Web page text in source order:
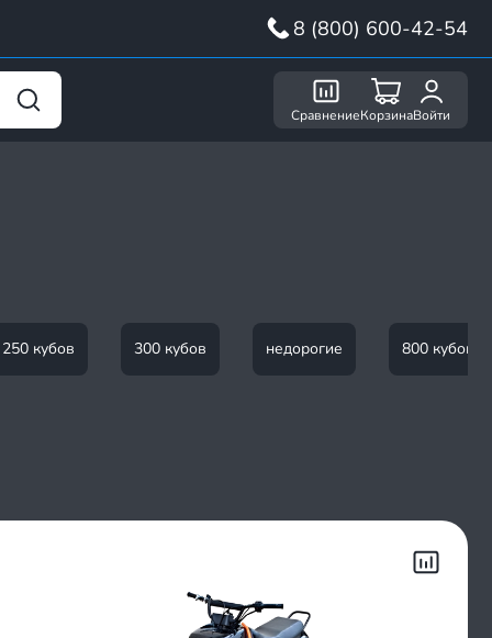
8 (800) 600-42-54
СравнениеКорзинаВойти
250 кубов 300 кубов недорогие 800 кубов